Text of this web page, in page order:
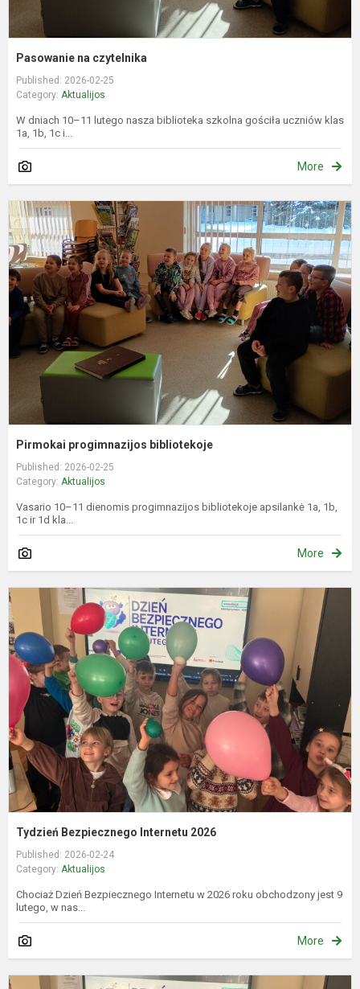
Pasowanie na czytelnika
Published: 2026-02-25
Category: Aktualijos
W dniach 10–11 lutego nasza biblioteka szkolna gościła uczniów klas
1a, 1b, 1c i...
More
Pirmokai progimnazijos bibliotekoje
Published: 2026-02-25
Category: Aktualijos
Vasario 10–11 dienomis progimnazijos bibliotekoje apsilankė 1a, 1b,
1c ir 1d kla...
More
Tydzień Bezpiecznego Internetu 2026
Published: 2026-02-24
Category: Aktualijos
Chociaż Dzień Bezpiecznego Internetu w 2026 roku obchodzony jest 9
lutego, w nas...
More